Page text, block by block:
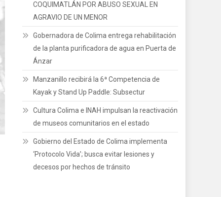
COQUIMATLÁN POR ABUSO SEXUAL EN
AGRAVIO DE UN MENOR
Gobernadora de Colima entrega rehabilitación
de la planta purificadora de agua en Puerta de
Ánzar
Manzanillo recibirá la 6ª Competencia de
Kayak y Stand Up Paddle: Subsectur
Cultura Colima e INAH impulsan la reactivación
de museos comunitarios en el estado
Gobierno del Estado de Colima implementa
‘Protocolo Vida’; busca evitar lesiones y
decesos por hechos de tránsito